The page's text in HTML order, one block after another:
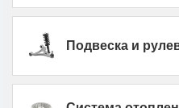
Подвеска и